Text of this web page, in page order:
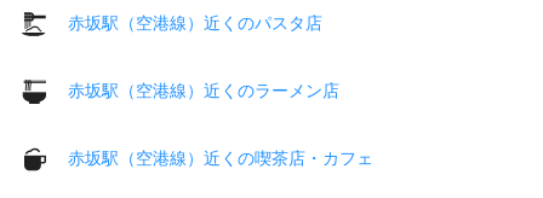
赤坂駅（空港線）近くのパスタ店
赤坂駅（空港線）近くのラーメン店
赤坂駅（空港線）近くの喫茶店・カフェ